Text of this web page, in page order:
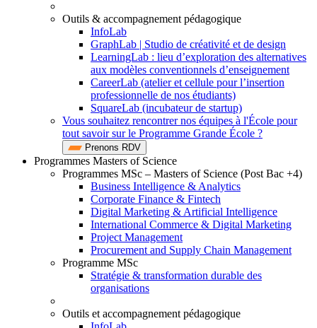
Outils & accompagnement pédagogique
InfoLab
GraphLab | Studio de créativité et de design
LearningLab : lieu d’exploration des alternatives
aux modèles conventionnels d’enseignement
CareerLab (atelier et cellule pour l’insertion
professionnelle de nos étudiants)
SquareLab (incubateur de startup)
Vous souhaitez rencontrer nos équipes à l'École pour
tout savoir sur le Programme Grande École ?
Prenons RDV
Programmes Masters of Science
Programmes MSc – Masters of Science (Post Bac +4)
Business Intelligence & Analytics
Corporate Finance & Fintech
Digital Marketing & Artificial Intelligence
International Commerce & Digital Marketing
Project Management
Procurement and Supply Chain Management
Programme MSc
Stratégie & transformation durable des
organisations
Outils et accompagnement pédagogique